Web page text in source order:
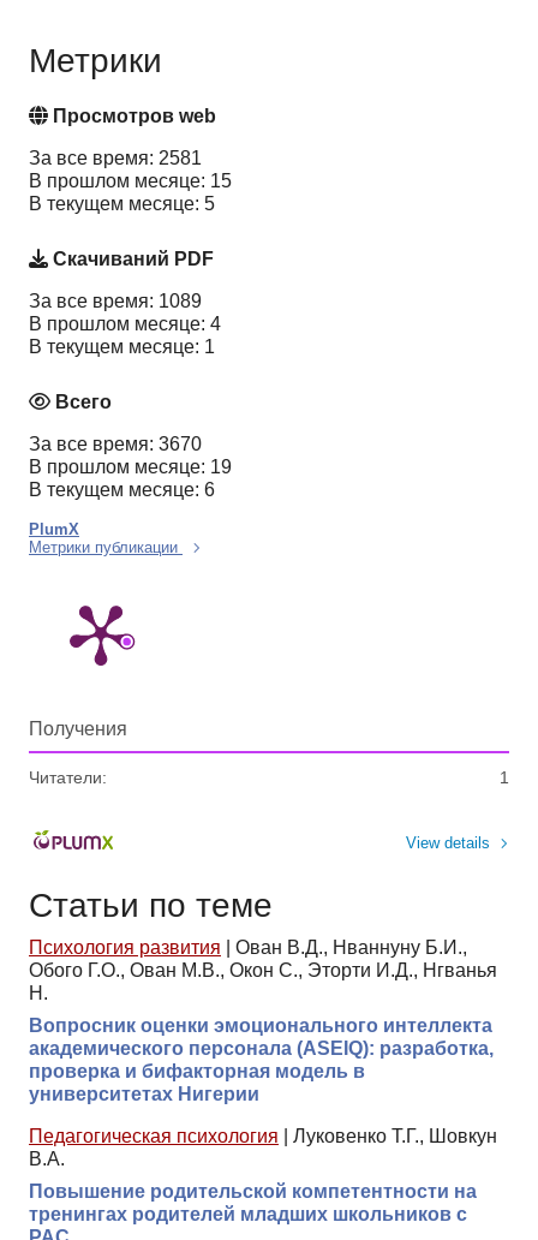
Метрики
Просмотров web
За все время: 2581
В прошлом месяце: 15
В текущем месяце: 5
Скачиваний PDF
За все время: 1089
В прошлом месяце: 4
В текущем месяце: 1
Всего
За все время: 3670
В прошлом месяце: 19
В текущем месяце: 6
PlumX
Метрики публикации
Получения
Читатели: 1
View details
Статьи по теме
Психология развития
Ован В.Д., Нваннуну Б.И.,
Обого Г.О., Ован М.В., Окон С., Эторти И.Д., Нгванья
Н.
Вопросник оценки эмоционального интеллекта
академического персонала (ASEIQ): разработка,
проверка и бифакторная модель в
университетах Нигерии
Педагогическая психология
Луковенко Т.Г., Шовкун
В.А.
Повышение родительской компетентности на
тренингах родителей младших школьников с